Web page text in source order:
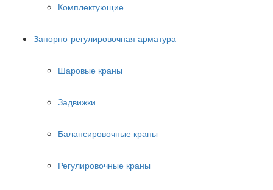
Комплектующие
Запорно-регулировочная арматура
Шаровые краны
Задвижки
Балансировочные краны
Регулировочные краны